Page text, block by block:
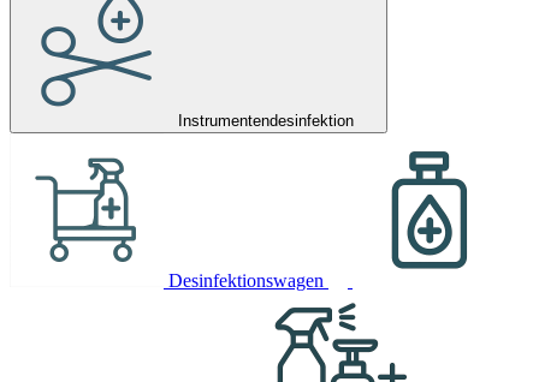
Instrumentendesinfektion
Desinfektionswagen